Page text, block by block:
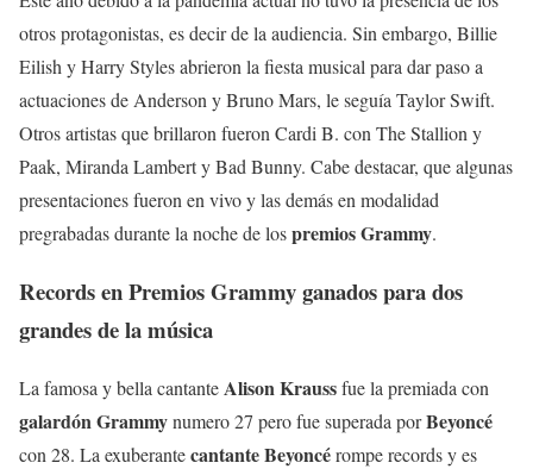
otros protagonistas, es decir de la audiencia. Sin embargo, Billie
Eilish y Harry Styles abrieron la fiesta musical para dar paso a
actuaciones de Anderson y Bruno Mars, le seguía Taylor Swift.
Otros artistas que brillaron fueron Cardi B. con The Stallion y
Paak, Miranda Lambert y Bad Bunny. Cabe destacar, que algunas
presentaciones fueron en vivo y las demás en modalidad
pregrabadas durante la noche de lospremios Grammy.
Records en Premios Grammy ganados para dos
grandes de la música
La famosa y bella cantanteAlison Kraussfue la premiada con
galardón Grammynumero 27 pero fue superada porBeyoncé
con 28. La exuberantecantante Beyoncérompe records y es